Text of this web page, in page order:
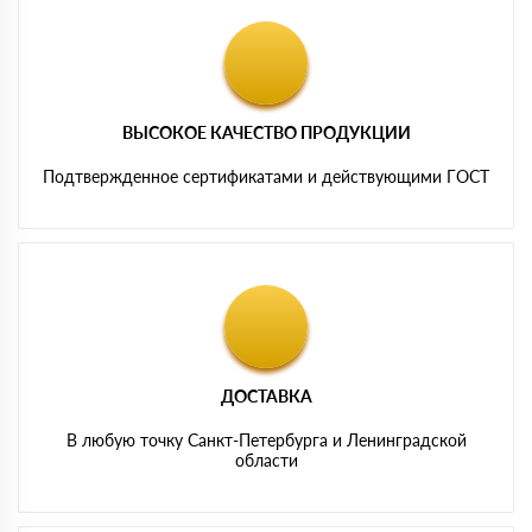
ВЫСОКОЕ КАЧЕСТВО ПРОДУКЦИИ
Подтвержденное сертификатами и действующими ГОСТ
ДОСТАВКА
В любую точку Санкт-Петербурга и Ленинградской
области